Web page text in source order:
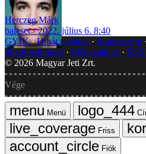
Herczeg Márk
baleset
2022. július 6. 8:40
GYIK Hibát jelentek Impresszum
dokumentumok
Médiaajánlat RSS
© 2026 Magyar Jeti Zrt.
Vége
Menü
Friss
Fiók